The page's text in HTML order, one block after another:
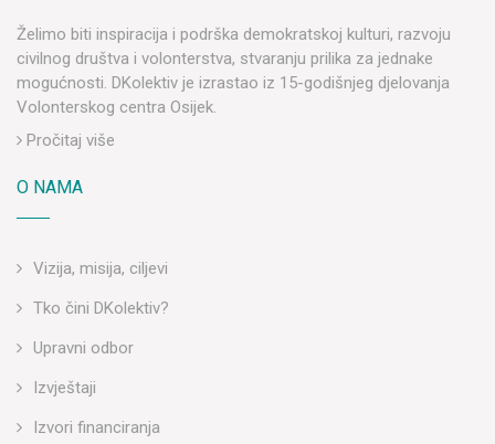
Želimo biti inspiracija i podrška demokratskoj kulturi, razvoju
civilnog društva i volonterstva, stvaranju prilika za jednake
mogućnosti. DKolektiv je izrastao iz 15-godišnjeg djelovanja
Volonterskog centra Osijek.
Pročitaj više
O NAMA
Vizija, misija, ciljevi
Tko čini DKolektiv?
Upravni odbor
Izvještaji
Izvori financiranja